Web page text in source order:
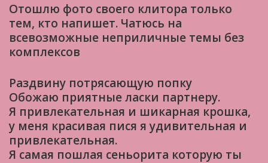
Отошлю фото своего клитора только
тем, кто напишет. Чатюсь на
всевозможные неприличные темы без
комплексов
Раздвину потрясающую попку
Обожаю приятные ласки партнеру.
Я привлекательная и шикарная крошка,
у меня красивая пися я удивительная и
привлекательная.
Я самая пошлая сеньорита которую ты